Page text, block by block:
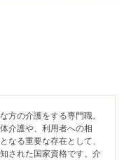
方の介護をする専門職。
介護や、利用者への相
なる重要な存在として、
された国家資格です。介